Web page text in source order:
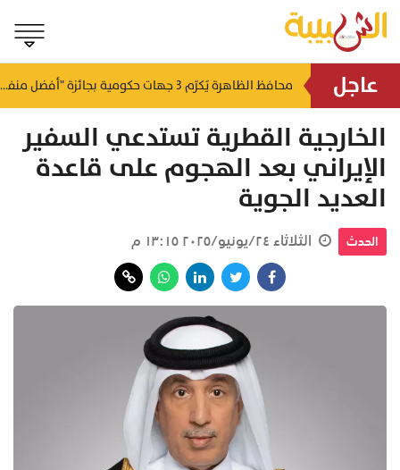
عاجل
منذ ١٨ ساعة منذ ١٨ ساعة محافظ الظاهرة يُكرّم 3 جهات حكومية بجائزة "أفضل منفذ تقديم خدمة" لعام 2025
الخارجية القطرية تستدعي السفير
الإيراني بعد الهجوم على قاعدة
العديد الجوية
الحدث الثلاثاء ٢٤/يونيو/٢٠٢٥ ١٣:١٥ م